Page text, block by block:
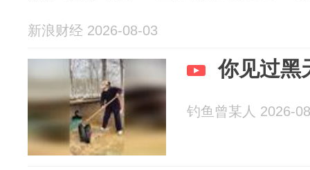
新浪财经 2026-08-03
你见过黑
钓鱼曾某人 2026-